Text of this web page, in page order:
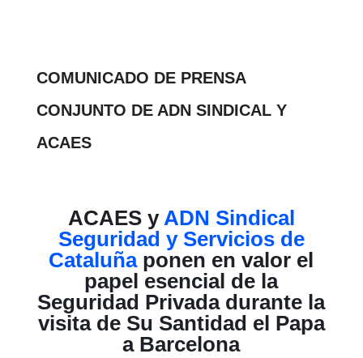
COMUNICADO DE PRENSA
CONJUNTO DE ADN SINDICALY
ACAES
ACAESyADN Sindical
Seguridad y Servicios de
Cataluñaponen en valor el
papel esencial de la
Seguridad Privada durante la
visita de Su Santidad el Papa
a Barcelona